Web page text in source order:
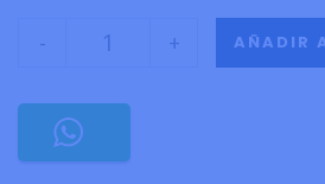
+
- AÑADIR